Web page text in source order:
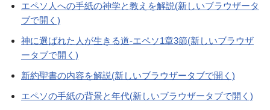
エペソ人への手紙の神学と教えを解説(新しいブラウザータ
ブで開く)
神に選ばれた人が生きる道-エペソ1章3節(新しいブラウザ
ータブで開く)
新約聖書の内容を解説(新しいブラウザータブで開く)
エペソの手紙の背景と年代(新しいブラウザータブで開く)